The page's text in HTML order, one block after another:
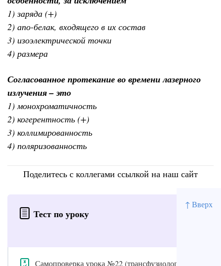
↑ Вверх
1) заряда (+)
2) апо-белак, входящего в их состав
3) изоэлектрической точки
4) размера
Согласованное протекание во времени лазерного
излучения – это
1) монохроматичность
2) когерентность (+)
3) коллимированность
4) поляризованность
Поделитесь с коллегами ссылкой на наш сайт
Тест по уроку
Самопроверка урока №22 (трансфузиология)